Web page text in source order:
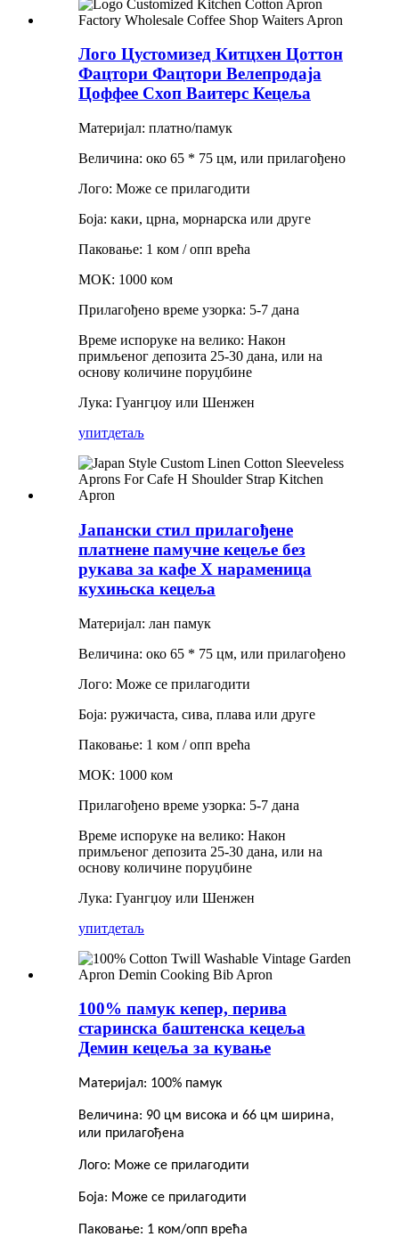
Лого Цустомизед Китцхен Цоттон
Фацтори Фацтори Велепродаја
Цоффее Схоп Ваитерс Кецеља
Материјал: платно/памук
Величина: око 65 * 75 цм, или прилагођено
Лого: Може се прилагодити
Боја: каки, ​​црна, морнарска или друге
Паковање: 1 ком / опп врећа
МОК: 1000 ком
Прилагођено време узорка: 5-7 дана
Време испоруке на велико: Након
примљеног депозита 25-30 дана, или на
основу количине поруџбине
Лука: Гуангџоу или Шенжен
упитдетаљ
Јапански стил прилагођене
платнене памучне кецеље без
рукава за кафе Х нараменица
кухињска кецеља
Материјал: лан памук
Величина: око 65 * 75 цм, или прилагођено
Лого: Може се прилагодити
Боја: ружичаста, сива, плава или друге
Паковање: 1 ком / опп врећа
МОК: 1000 ком
Прилагођено време узорка: 5-7 дана
Време испоруке на велико: Након
примљеног депозита 25-30 дана, или на
основу количине поруџбине
Лука: Гуангџоу или Шенжен
упитдетаљ
100% памук кепер, перива
старинска баштенска кецеља
Демин кецеља за кување
Материјал: 100% памук
Величина: 90 цм висока и 66 цм ширина,
или прилагођена
Лого: Може се прилагодити
Боја: Може се прилагодити
Паковање: 1 ком/опп врећа